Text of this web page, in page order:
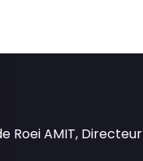
Roei AMIT,